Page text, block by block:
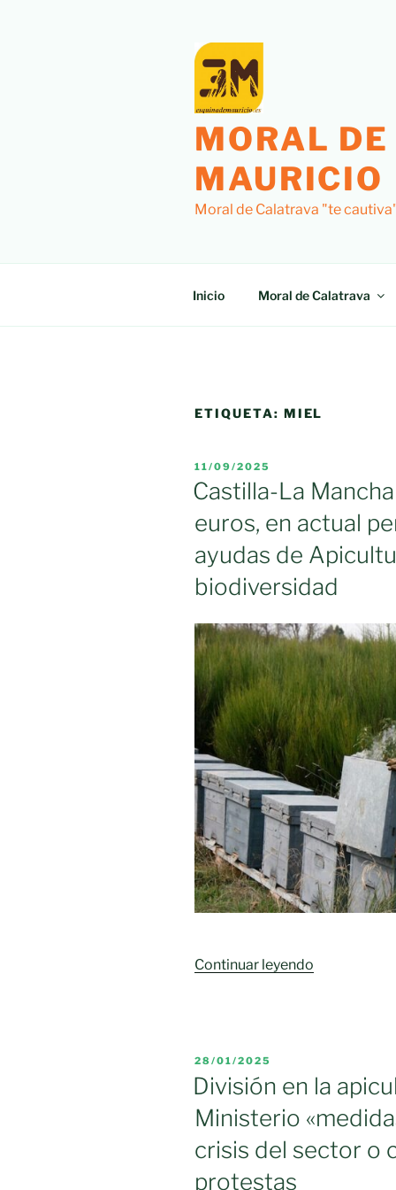
MORAL
MAURICIO
Moral de Calatrava "te
Inicio Moral de Calatrava
ETIQUETA: MIEL
PUBLICADO
EL
11/09/2025
Castilla-La
euros, en actual
ayudas de
biodiversidad
Continuar leyendo
de
euros,
actual
PUBLICADO
EL
28/01/2025
División en la
Ministerio
crisis del sector o
protestas